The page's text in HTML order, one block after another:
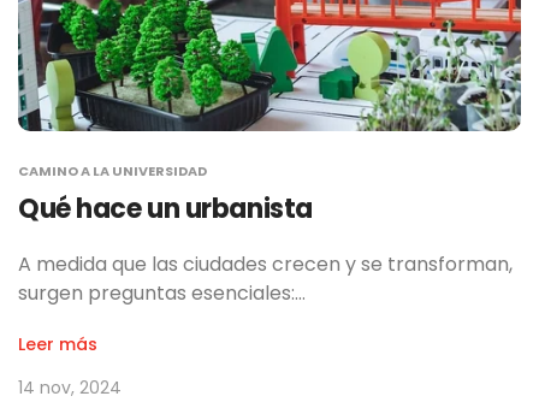
CAMINO A LA UNIVERSIDAD
Qué hace un urbanista
A medida que las ciudades crecen y se transforman,
surgen preguntas esenciales:…
Leer más
14 nov, 2024